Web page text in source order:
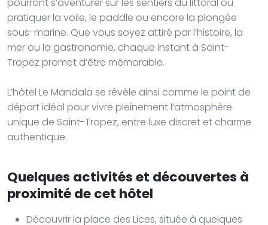
pratiquer la voile, le paddle ou encore la plongée
sous-marine. Que vous soyez attiré par l’histoire, la
mer ou la gastronomie, chaque instant à Saint-
Tropez promet d’être mémorable.
L’hôtel Le Mandala se révèle ainsi comme le point de
départ idéal pour vivre pleinement l’atmosphère
unique de Saint-Tropez, entre luxe discret et charme
authentique.
Quelques activités et découvertes à
proximité de cet hôtel
Découvrir la place des Lices, située à quelques